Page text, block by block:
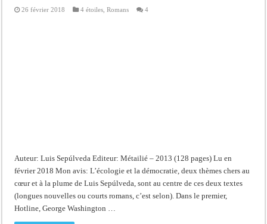
26 février 2018 4 étoiles ,Romans 4
Auteur: Luis Sepúlveda Editeur: Métailié – 2013 (128 pages) Lu en
février 2018 Mon avis: L’écologie et la démocratie, deux thèmes chers au
cœur et à la plume de Luis Sepúlveda, sont au centre de ces deux textes
(longues nouvelles ou courts romans, c’est selon). Dans le premier,
Hotline, George Washington …